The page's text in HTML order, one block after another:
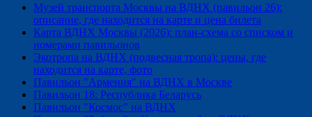
Музей транспорта Москвы на ВДНХ (павильон 26):
описание, где находится на карте и цена билета
Карта ВДНХ Москвы (2026): план-схема со списком и
номерами павильонов
Экотропа на ВДНХ (подвесная тропа): цены, где
находится на карте, фото
Павильон "Армения" на ВДНХ в Москве
Павильон 18: Республика Беларусь
Павильон "Космос" на ВДНХ